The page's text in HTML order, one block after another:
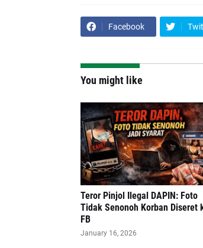
Facebook
You might like
Teror Pinjol Ilegal DAPIN: Foto
Tidak Senonoh Korban Diseret
FB
January 16, 2026